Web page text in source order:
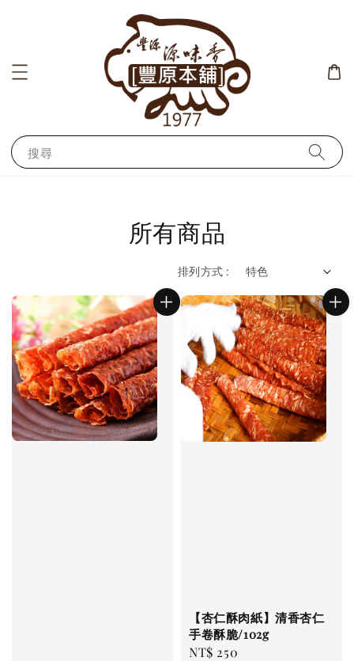
搜尋
所有商品
排列方式 :
【杏仁酥肉紙】清香杏仁
手卷酥脆/102g
Regular
NT$ 250